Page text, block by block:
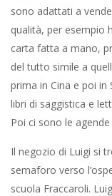
sono adattati a
qualità, per esempio
carta fatta a mano,
del tutto simile a
prima in Cina e poi in
libri di saggistica e
Poi ci sono le
Il negozio di Luigi si
semaforo verso
scuola Fraccaroli.